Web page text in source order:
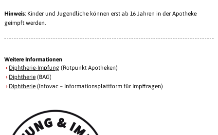
Hinweis: Kinder und Jugendliche können erst ab 16 Jahren in der Apotheke
geimpft werden.
Weitere Informationen
Diphtherie-Impfung (Rotpunkt Apotheken)
Diphtherie (BAG)
Diphtherie (Infovac – Informationsplattform für Impffragen)